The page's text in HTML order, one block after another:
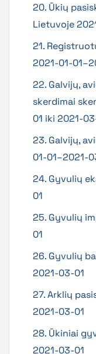
20. Ūkių
Lietuvoje
21.
2021-01-
22. Galvijų,
skerdimai
01 iki 2021-
23. Galvijų,
01-01–2021-
24. Gyvulių
01
25. Gyvulių
01
26. Gyvulių
2021-03-01
27. Arklių
2021-03-01
28. Ūkiniai
2021-03-01